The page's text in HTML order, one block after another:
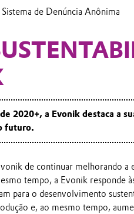
Sistema de Denúncia Anônima
2020+, a Evonik destaca a
futuro.
de continuar melhorando a
tempo, a Evonik responde
para o desenvolvimento
e, ao mesmo tempo,